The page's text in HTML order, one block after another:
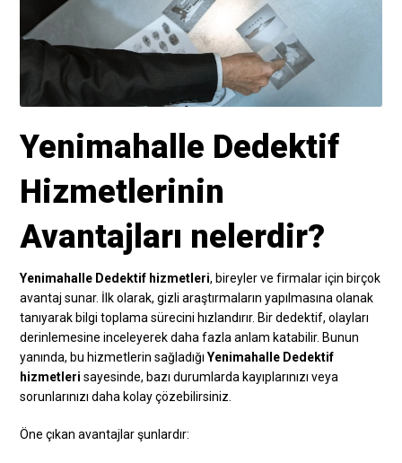
Yenimahalle Dedektif
Hizmetlerinin
Avantajları nelerdir?
Yenimahalle Dedektif hizmetleri, bireyler ve firmalar için birçok
avantaj sunar. İlk olarak, gizli araştırmaların yapılmasına olanak
tanıyarak bilgi toplama sürecini hızlandırır. Bir dedektif, olayları
derinlemesine inceleyerek daha fazla anlam katabilir. Bunun
yanında, bu hizmetlerin sağladığıYenimahalle Dedektif
hizmetleri sayesinde, bazı durumlarda kayıplarınızı veya
sorunlarınızı daha kolay çözebilirsiniz.
Öne çıkan avantajlar şunlardır: